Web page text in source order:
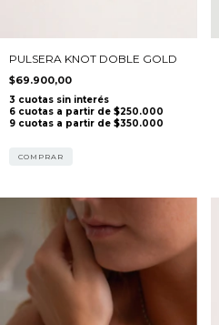
PULSERA KNOT DOBLE GOLD
$69.900,00
COMPRAR